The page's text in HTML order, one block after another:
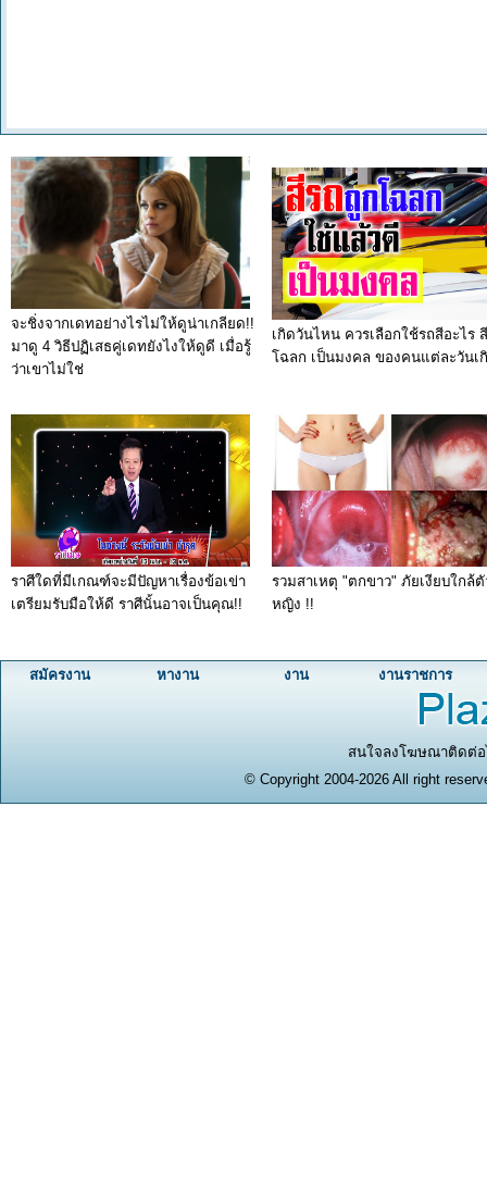
จะชิ่งจากเดทอย่างไรไม่ให้ดูน่าเกลียด!!
มาดู 4 วิธีปฏิเสธคู่เดทยังไงให้ดูดี เมื่อรู้
ว่าเขาไม่ใช่
เกิดวันไหน ควรเลือกใช้รถสีอะไร
โฉลก เป็นมงคล ของคนแต่ละวันเ
ราศีใดที่มีเกณฑ์จะมีปัญหาเรื่องข้อเข่า
เตรียมรับมือให้ดี ราศีนั้นอาจเป็นคุณ!!
รวมสาเหตุ "ตกขาว" ภัยเงียบใกล้ตั
หญิง !!
สมัครงาน หางาน งาน งานราชการ
สนใจลงโฆษณาติดต่อ
© Copyright 2004-2026 All right